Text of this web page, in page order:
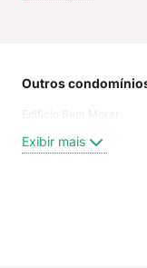
Outros
Edificio Bem Morar
Exibir mais